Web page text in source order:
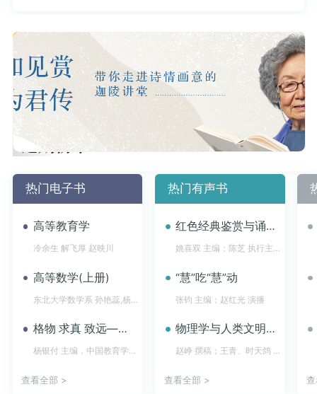
热门电子书
高等教育学
冷余生 解飞厚 赵映川
高等数学(上册)
格物 求真 致远——中小学科学教育典型案例2026
杨银付 主编，中国教育学会编写组 编
查看全部 >
热门有声书
红色经典鉴赏与诵读（长征篇）
姚喜双 主编；陈芝 执行主编
“慧”吃“慧”动
张钧 主编；赵红光 演播
物理学与人类文明十六讲
赵峥 撰稿；王青、时天鸽 演播
查看全部 >